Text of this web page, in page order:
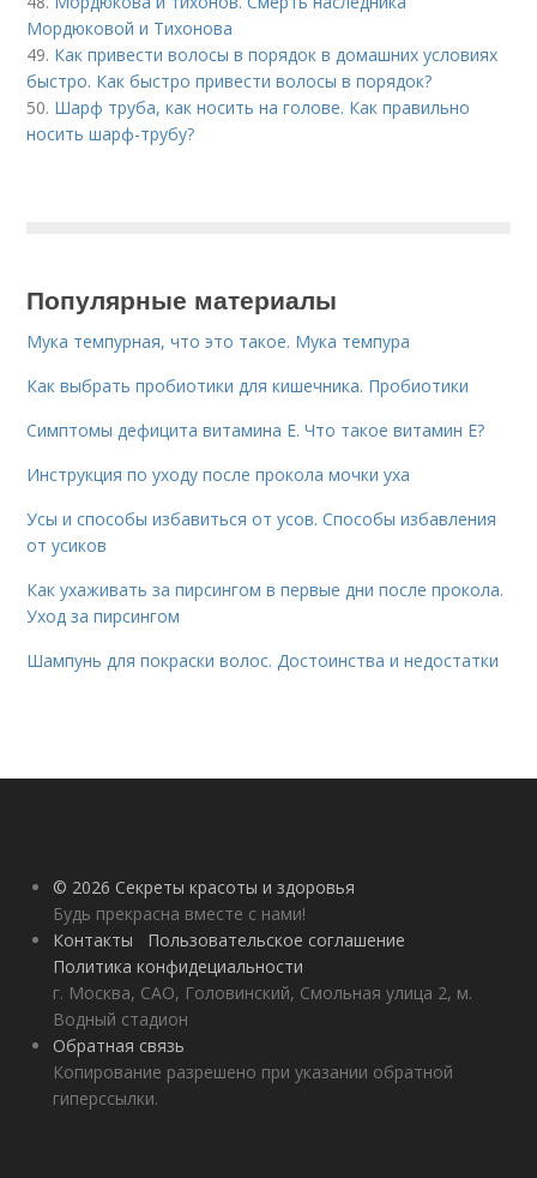
Мордюковой и Тихонова
49. Как привести волосы в порядок в домашних условиях
быстро. Как быстро привести волосы в порядок?
50. Шарф труба, как носить на голове. Как правильно
носить шарф-трубу?
Популярные материалы
Мука темпурная, что это такое. Мука темпура
Как выбрать пробиотики для кишечника. Пробиотики
Симптомы дефицита витамина E. Что такое витамин Е?
Инструкция по уходу после прокола мочки уха
Усы и способы избавиться от усов. Способы избавления
от усиков
Как ухаживать за пирсингом в первые дни после прокола.
Уход за пирсингом
Шампунь для покраски волос. Достоинства и недостатки
© 2026 Секреты красоты и здоровья
Будь прекрасна вместе с нами!
Контакты
Пользовательское соглашение
Политика конфидециальности
г. Москва, САО, Головинский, Смольная улица 2, м.
Водный стадион
Обратная связь
Копирование разрешено при указании обратной
гиперссылки.